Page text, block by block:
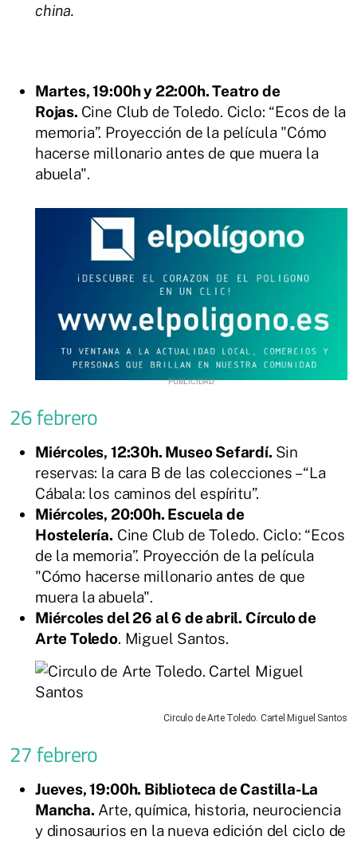
china.
Martes, 19:00h y 22:00h. Teatro de
Rojas. Cine Club de Toledo. Ciclo: “Ecos de la
memoria”. Proyección de la película "Cómo
hacerse millonario antes de que muera la
abuela".
26 febrero
Miércoles, 12:30h. Museo Sefardí. Sin
reservas: la cara B de las colecciones – “La
Cábala: los caminos del espíritu”.
Miércoles, 20:00h. Escuela de
Hostelería. Cine Club de Toledo. Ciclo: “Ecos
de la memoria”. Proyección de la película
"Cómo hacerse millonario antes de que
muera la abuela".
Miércoles del 26 al 6 de abril. Círculo de
Arte Toledo. Miguel Santos.
Circulo de Arte Toledo. Cartel Miguel Santos
27 febrero
Jueves, 19:00h. Biblioteca de Castilla-La
Mancha. Arte, química, historia, neurociencia
y dinosaurios en la nueva edición del ciclo de